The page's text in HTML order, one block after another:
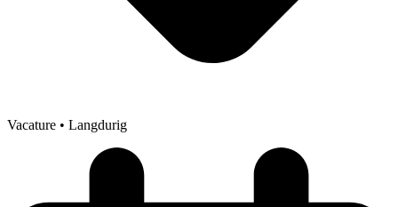
Vacature • Langdurig